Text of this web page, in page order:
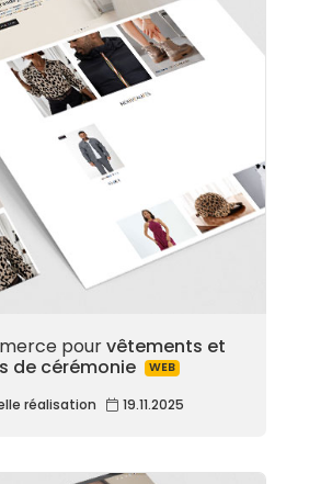
pourvêtements et
de cérémonie
WEB
réalisation 19.11.2025